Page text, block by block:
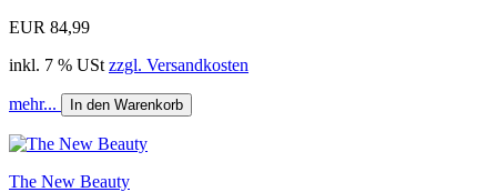
EUR 84,99
inkl. 7 % USt zzgl. Versandkosten
mehr... In den Warenkorb
The New Beauty